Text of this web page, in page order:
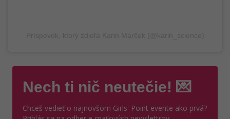
Nech ti nič neutečie! 💌
Chceš vedieť o najnovšom Girls' Point evente ako prvá?